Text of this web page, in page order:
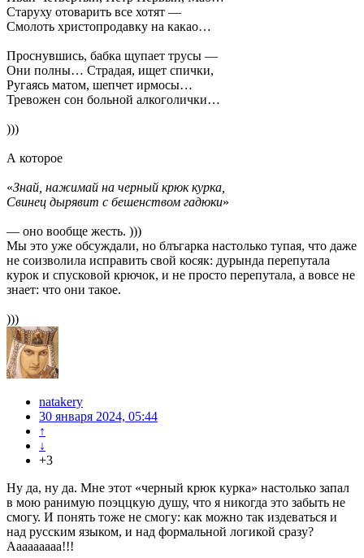
Старуху отоварить все хотят —
Смолоть христопродавку на какао…
Проснувшись, бабка щупает трусы —
Они полны… Страдая, ищет спички,
Ругаясь матом, шепчет ирмосы…
Тревожен сон больной алкоголички…
)))
А которое
«Знай, нажимай на черный крюк курка,
Свинец дырявит с бешенством гадюки»
— оно вообще жесть. )))
Мы это уже обсуждали, но блъгарка настолько тупая, что даже
не соизволила исправить свой косяк: дурында перепутала
курок и спусковой крючок, и не просто перепутала, а вовсе не
знает: что они такое.
)))
natakery
30 января 2024, 05:44
↑
↓
+3
Ну да, ну да. Мне этот «черный крюк курка» настолько запал
в мою ранимую поэццкую душу, что я никогда это забыть не
смогу. И понять тоже не смогу: как можно так издеваться и
над русским языком, и над формальной логикой сразу?
Ааааааааа!!!